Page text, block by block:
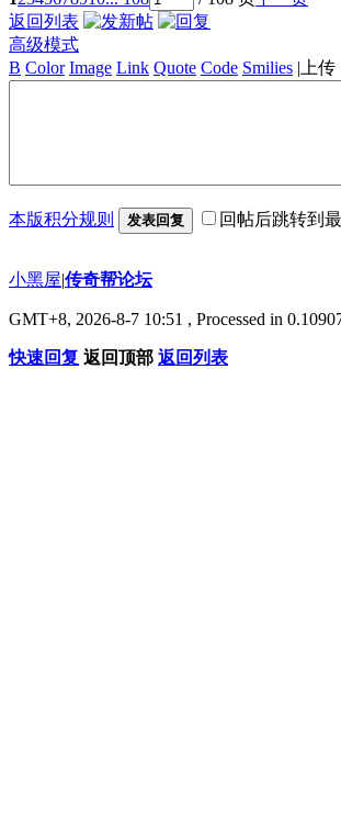
返回列表
高级模式
B Color Image Link Quote Code Smilies | 上传
本版积分规则 发表回复 回帖后跳转到
小黑屋|传奇帮论坛
GMT+8, 2026-8-7 10:51 , Processed in
快速回复 返回顶部 返回列表